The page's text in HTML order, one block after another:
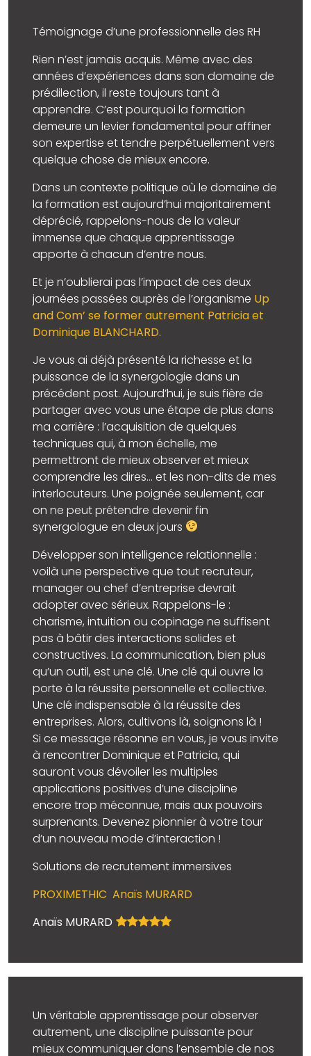
Témoignage d’une professionnelle des RH
Rien n’est jamais acquis. Même avec des
années d’expériences dans son domaine de
prédilection, il reste toujours tant à
apprendre. C’est pourquoi la formation
demeure un levier fondamental pour affiner
son expertise et tendre perpétuellement vers
quelque chose de mieux encore.
Dans un contexte politique où le domaine de
la formation est aujourd’hui majoritairement
déprécié, rappelons-nous de la valeur
immense que chaque apprentissage
apporte à chacun d’entre nous.
Et je n’oublierai pas l’impact de ces deux
journées passées auprès de l’organisme Up
and Com’ se former autrement Patricia et
Dominique BLANCHARD.
Je vous ai déjà présenté la richesse et la
puissance de la synergologie dans un
précédent post. Aujourd’hui, je suis fière de
partager avec vous une étape de plus dans
ma carrière : l’acquisition de quelques
techniques qui, à mon échelle, me
permettront de mieux observer et mieux
comprendre les dires… et les non-dits de mes
interlocuteurs. Une poignée seulement, car
on ne peut prétendre devenir fin
synergologue en deux jours
Développer son intelligence relationnelle :
voilà une perspective que tout recruteur,
manager ou chef d’entreprise devrait
adopter avec sérieux. Rappelons-le :
charisme, intuition ou copinage ne suffisent
pas à bâtir des interactions solides et
constructives. La communication, bien plus
qu’un outil, est une clé. Une clé qui ouvre la
porte à la réussite personnelle et collective.
Une clé indispensable à la réussite des
entreprises. Alors, cultivons là, soignons là !
Si ce message résonne en vous, je vous invite
à rencontrer Dominique et Patricia, qui
sauront vous dévoiler les multiples
applications positives d’une discipline
encore trop méconnue, mais aux pouvoirs
surprenants. Devenez pionnier à votre tour
d’un nouveau mode d’interaction !
Solutions de recrutement immersives
PROXIMETHIC Anaïs MURARD
Anaïs MURARD
Un véritable apprentissage pour observer
autrement, une discipline puissante pour
mieux communiquer dans l’ensemble de nos